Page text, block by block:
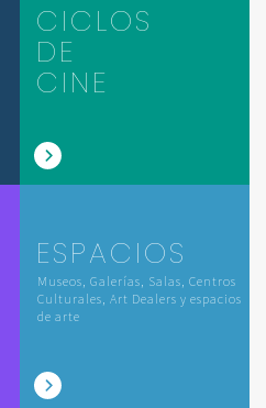
CICLOS
DE
CINE
ESPACIOS
Museos, Galerías, Salas, Centros
Culturales, Art Dealers y espacios
de arte